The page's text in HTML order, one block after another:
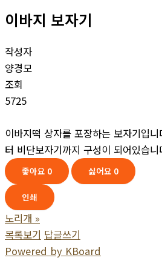
이바지 보자기
작성자
양경모
조회
5725
이바지떡 상자를 포장하는 보자기입
터 비단보자기까지 구성이 되어있습니
좋아요 0 싫어요 0
인쇄
노리개 »
목록보기 답글쓰기
Powered by KBoard